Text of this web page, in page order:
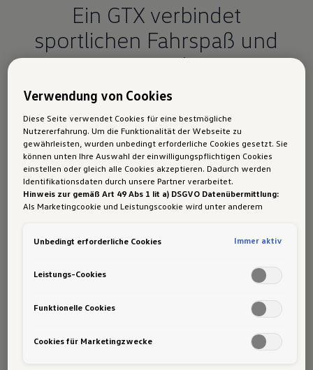
Ein GTX verbindet
sportlichen Fahrspaß und
verantwortungsbewusstes
Fahren.
Auf fast alles
eingestellt:
Die Antriebstechnik
Die GTX Serie ist gemacht, um neue Wege
Dualmotor Allradantrieb
des Fahrzeugs. Er
zum E-Motor auf der Hinterachse gibt ein
Verwendung von Cookies
Diese Seite verwendet Cookies für eine bestmögliche
Nutzererfahrung. Um die Funktionalität der Webseite zu
gewährleisten, wurden unbedingt erforderliche Cookies gesetzt. Sie
können unten Ihre Auswahl der einwilligungspflichtigen Cookies
einstellen oder gleich alle Cookies akzeptieren. Dadurch werden
Identifikationsdaten durch unsere Partner verarbeitet.
Hinweis zur gemäß Art 49 Abs 1 lit a) DSGVO Datenübermittlung:
Als Marketingcookie und Leistungscookie wird unter anderem
Daten in die USA (insbesondere dort an die Google LLC) weitergibt.
Angemessenheitsbeschluss der Europäischen Kommission. Hieraus
Betroffener in den USA nicht wirksam durchsetzen können, in den
USA keine Datenschutzgrundsätze bestehen, und weil nicht
ausgeschlossen werden kann, dass aufgrund aktueller Gesetze US-
Sicherheitsbehörden einen Zugriff auf Daten erlangen können,
Unbedingt erforderliche Cookies Immer aktiv
Leistungs-Cookies
Funktionelle Cookies
Cookies für Marketingzwecke